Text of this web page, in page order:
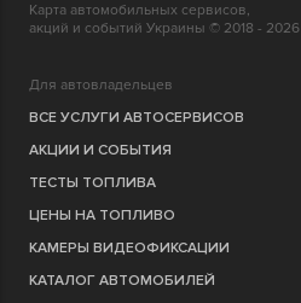
Карта автомобильных сервисов,
акций и событий Украины © 2018 - 2026
Для автовладельцев
ВСЕ УСЛУГИ АВТОСЕРВИСОВ
АКЦИИ И СОБЫТИЯ
ТЕСТЫ ТОПЛИВА
ЦЕНЫ НА ТОПЛИВО
КАМЕРЫ ВИДЕОФИКСАЦИИ
КАТАЛОГ АВТОМОБИЛЕЙ